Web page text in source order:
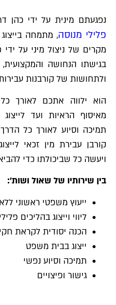
נפגעתם מינית על ידי כהן
פלילי מנוסה, מתמחה בייצוג
מקרים של ניצול מיני על
בגישתו הנחושה
ולתחושות של קורבנות
הוא ילווה אתכם לאורך
מאיסוף הראיות ועד
תמיכה וסיוע לאורך כל
קורבן עבירת מין זכאי
ויעשה כל שביכולתו כדי
בין שירותיו של שאול ושות׳:
ייעוץ משפטי ראשוני
ליווי וייצוג בהליכים
הכנה יסודית לקראת
ייצוג בבית משפט
תמיכה וסיוע נפשי
גישור ופיצויים